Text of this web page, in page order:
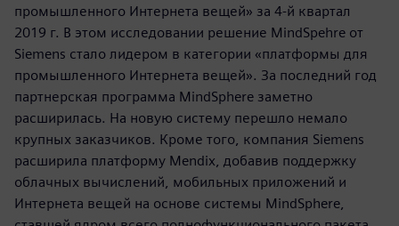
промышленного Интернета вещей» за 4-й квартал
2019 г. В этом исследовании решение MindSpehre от
Siemens стало лидером в категории «платформы для
промышленного Интернета вещей». За последний год
партнерская программа MindSphere заметно
расширилась. На новую систему перешло немало
крупных заказчиков. Кроме того, компания Siemens
расширила платформу Mendix, добавив поддержку
облачных вычислений, мобильных приложений и
Интернета вещей на основе системы MindSphere,